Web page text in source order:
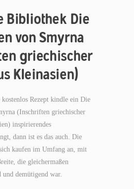
Bibliothek Die
von Smyrna
griechischer
Kleinasien)
Rezept kindle ein Die
(Inschriften griechischer
inspirierendes
dann ist es das auch. Die
kaufen im Umfang an, mit
die gleichermaßen
und demütigend war.